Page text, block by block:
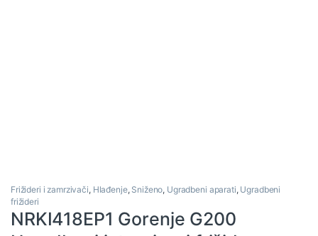
Frižideri i zamrzivači, Hlađenje, Sniženo, Ugradbeni aparati, Ugradbeni
frižideri
NRKI418EP1 Gorenje G200